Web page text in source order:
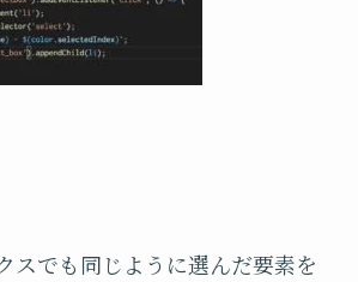
スでも同じように選んだ要素を